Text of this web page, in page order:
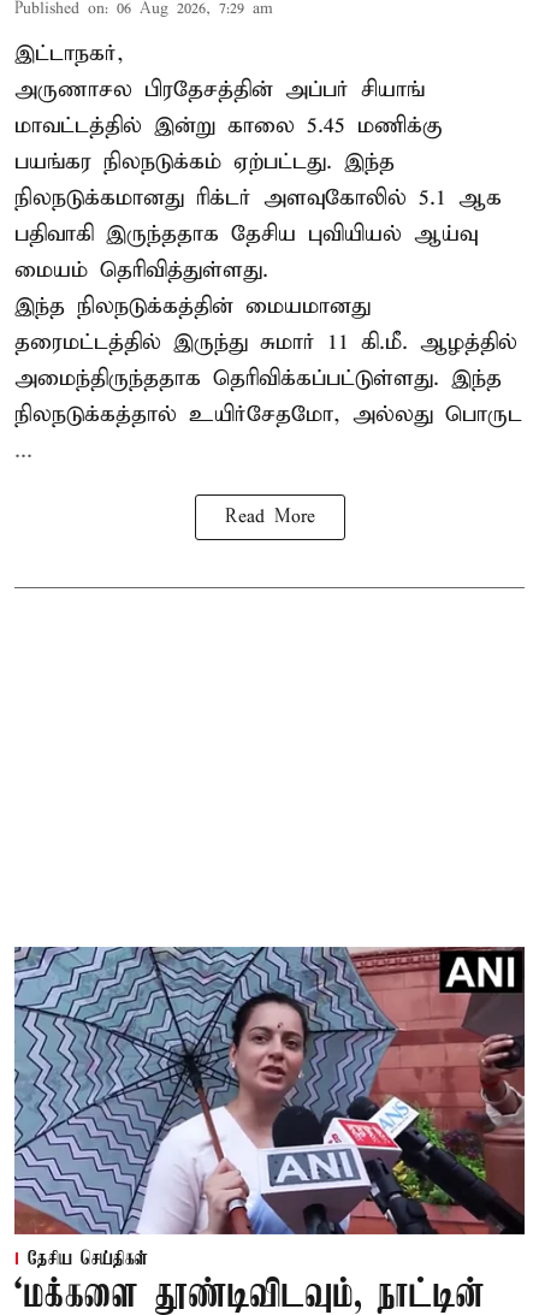
Published on: 06 Aug 2026, 7:29 am
இட்டாநகர்,
அருணாசல பிரதேசத்தின் அப்பர் சியாங்
மாவட்டத்தில் இன்று காலை 5.45 மணிக்கு
பயங்கர நிலநடுக்கம் ஏற்பட்டது. இந்த
நிலநடுக்கமானது ரிக்டர் அளவுகோலில் 5.1 ஆக
பதிவாகி இருந்ததாக தேசிய புவியியல் ஆய்வு
மையம் தெரிவித்துள்ளது.
இந்த நிலநடுக்கத்தின் மையமானது
தரைமட்டத்தில் இருந்து சுமார் 11 கி.மீ. ஆழத்தில்
அமைந்திருந்ததாக தெரிவிக்கப்பட்டுள்ளது. இந்த
நிலநடுக்கத்தால் உயிர்சேதமோ, அல்லது பொருட
...
Read More
தேசிய செய்திகள்
‘மக்களை தூண்டிவிடவும், நாட்டின்